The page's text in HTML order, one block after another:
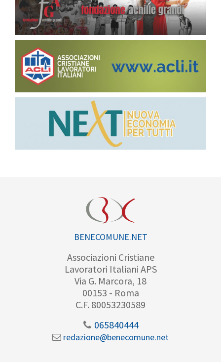
BENECOMUNE.NET
Associazioni Cristiane
Lavoratori Italiani APS
Via G. Marcora, 18
00153 - Roma
C.F. 80053230589
065840444
redazione@benecomune.net